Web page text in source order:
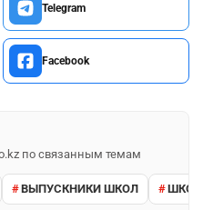
Telegram
Facebook
по связанным темам
ВЫПУСКНИКИ ШКОЛ